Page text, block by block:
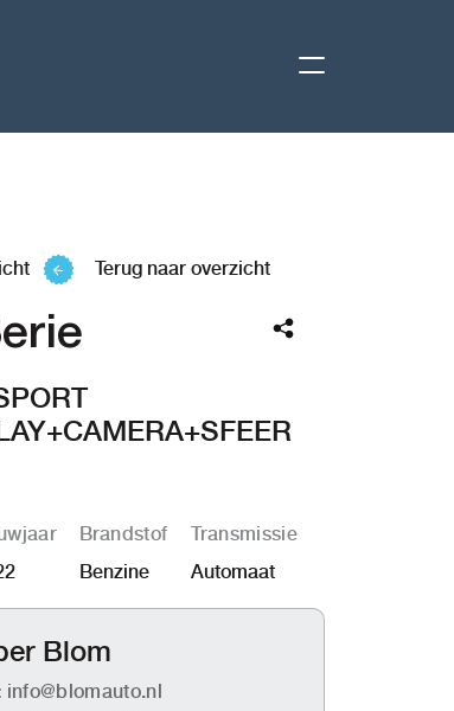
Terug naar overzicht
Brandstof
Benzine
Transmissie
Automaat
Blom
info@blomauto.nl